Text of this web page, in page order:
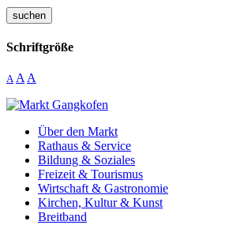
suchen
Schriftgröße
A A A
Über den Markt
Rathaus & Service
Bildung & Soziales
Freizeit & Tourismus
Wirtschaft & Gastronomie
Kirchen, Kultur & Kunst
Breitband